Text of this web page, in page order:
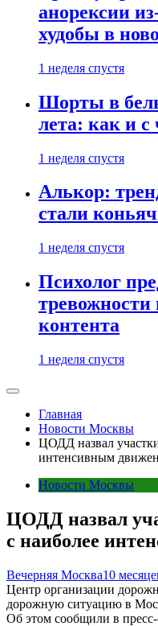
анорексии
худобы в
1 неделя спустя
Шорты в
лета: как и с
1 неделя спустя
Алькор:
стали
1 неделя спустя
Психолог
тревожности
контента
1 неделя спустя
Главная
Новости Москвы
ЦОДД назвал
интенсивным
Новости Москвы
ЦОДД назвал
с наиболее
Вечерняя Москва10
Центр организации
дорожную ситуацию в
Об этом сообщили в